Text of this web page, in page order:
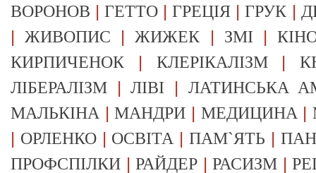
ВОРОНОВ |ГЕТТО |ГРЕЦІЯ |ГРУК |
|ЖИВОПИС |ЖИЖЕК | ЗМІ |
КИРПИЧЕНОК | КЛЕРІКАЛІЗМ|
ЛІБЕРАЛІЗМ |ЛІВІ | ЛАТИНСЬКА
МАЛЬКІНА |МАНДРИ | МЕДИЦИНА |
| ОРЛЕНКО| ОСВІТА |ПАМ`ЯТЬ |
ПРОФСПІЛКИ |РАЙДЕР |РАСИЗМ |